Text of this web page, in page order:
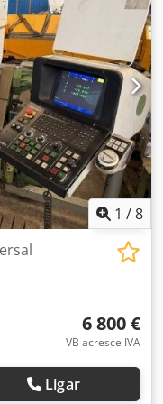
/ 6-1500 (Z)
giratória +/- 90
de aperto 630 x
Peso da máquina
2 x 1,9 x 1,95
1 /8
6 800 €
VB acresce IVA
Ligar